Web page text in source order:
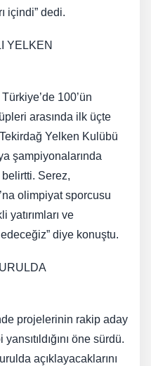
içindi” dedi.
YELKEN
100’ün
arasında ilk üçte
Yelken Kulübü
şampiyonalarında
Serez,
olimpiyat sporcusu
ve
diye konuştu.
projelerinin rakip aday
öne sürdü.
açıklayacaklarını